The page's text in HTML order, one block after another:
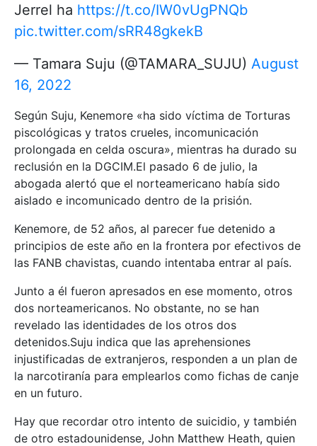
Jerrel ha https://t.co/IW0vUgPNQb
pic.twitter.com/sRR48gkekB
— Tamara Suju (@TAMARA_SUJU) August
16, 2022
Según Suju, Kenemore «ha sido víctima de Torturas
piscológicas y tratos crueles, incomunicación
prolongada en celda oscura», mientras ha durado su
reclusión en la DGCIM.El pasado 6 de julio, la
abogada alertó que el norteamericano había sido
aislado e incomunicado dentro de la prisión.
Kenemore, de 52 años, al parecer fue detenido a
principios de este año en la frontera por efectivos de
las FANB chavistas, cuando intentaba entrar al país.
Junto a él fueron apresados en ese momento, otros
dos norteamericanos. No obstante, no se han
revelado las identidades de los otros dos
detenidos.Suju indica que las aprehensiones
injustificadas de extranjeros, responden a un plan de
la narcotiranía para emplearlos como fichas de canje
en un futuro.
Hay que recordar otro intento de suicidio, y también
de otro estadounidense, John Matthew Heath, quien